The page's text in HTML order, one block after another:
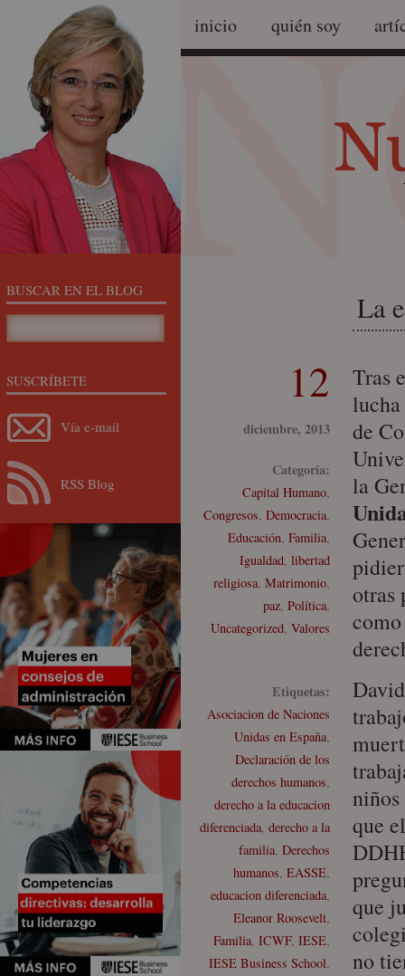
inicio quién soy
La
12
diciembre, 2013
Categoría:
Capital Humano,
Congresos, Democracia,
Educación, Familia,
Igualdad, libertad
religiosa, Matrimonio,
paz, Política,
Uncategorized, Valores
Etiquetas:
Asociacion de Naciones
Unidas en España,
Declaración de los
derechos humanos,
derecho a la educacion
diferenciada, derecho a la
familia, Derechos
humanos, EASSE,
educacion diferenciada,
Eleanor Roosevelt,
Familia, ICWF, IESE,
IESE Business School,
Tras
de
la
otras
que
que
no
BUSCAR EN EL BLOG
SUSCRÍBETE
Vía e-mail
RSS Blog